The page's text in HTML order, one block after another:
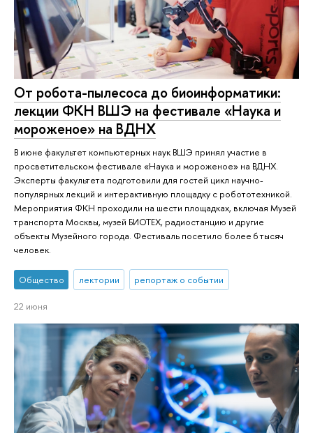
От робота-пылесоса до биоинформатики:
лекции ФКН ВШЭ на фестивале «Наука и
мороженое» на ВДНХ
В июне факультет компьютерных наук ВШЭ принял участие в
просветительском фестивале «Наука и мороженое» на ВДНХ.
Эксперты факультета подготовили для гостей цикл научно-
популярных лекций и интерактивную площадку с робототехникой.
Мероприятия ФКН проходили на шести площадках, включая Музей
транспорта Москвы, музей БИОТЕХ, радиостанцию и другие
объекты Музейного города. Фестиваль посетило более 6 тысяч
человек.
Общество лектории репортаж о событии
22 июня